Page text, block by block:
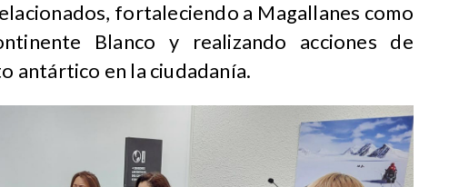
fortaleciendo a Magallanes como
Blanco y realizando acciones de
antártico en la ciudadanía.